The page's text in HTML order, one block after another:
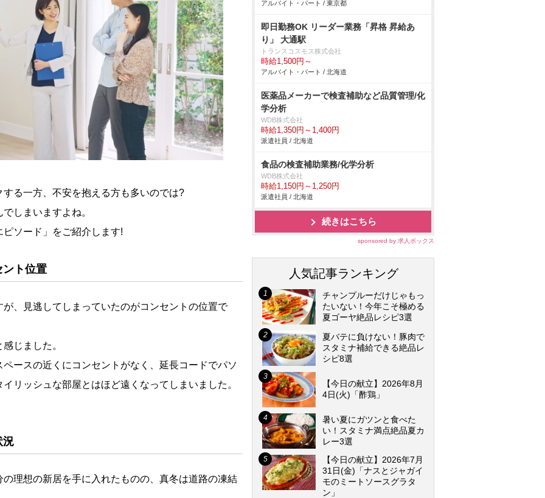
る一方、不安を抱える方も多いのでは?
しまいますよね。
ソード」をご紹介します!
ント位置
、見逃してしまっていたのがコンセントの位置で
じました。
ースの近くにコンセントがなく、延長コードでパソ
リッシュな部屋とはほど遠くなってしまいました。
況
理想の新居を手に入れたものの、真冬は道路の凍結
アルバイト・パート / 東京都
即日勤務OK リーダー業務「昇格 昇給あ
り」 大通駅
トランスコスモス株式会社
時給1,500円～
アルバイト・パート / 北海道
医薬品メーカーで検査補助など品質管理/化
学分析
WDB株式会社
時給1,350円～1,400円
派遣社員 / 北海道
食品の検査補助業務/化学分析
WDB株式会社
時給1,150円～1,250円
派遣社員 / 北海道
続きはこちら
sponsored by 求人ボックス
人気記事ランキング
チャンプルーだけじゃもっ
たいない！今年こそ極める
夏ゴーヤ絶品レシピ3選
夏バテに負けない！豚肉で
スタミナ補給できる絶品レ
シピ8選
【今日の献立】2026年8月
4日(火)「酢鶏」
暑い夏にガツンと食べた
い！スタミナ満点絶品夏カ
レー3選
【今日の献立】2026年7月
31日(金)「ナスとジャガイ
モのミートソースグラタ
ン」